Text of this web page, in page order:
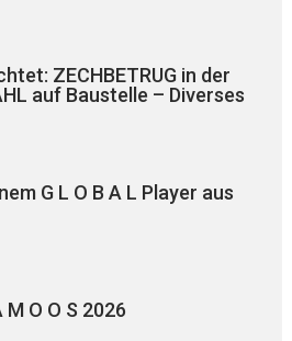
ZECHBETRUG in der
auf Baustelle – Diverses
G L O B A L Player aus
O O S 2026